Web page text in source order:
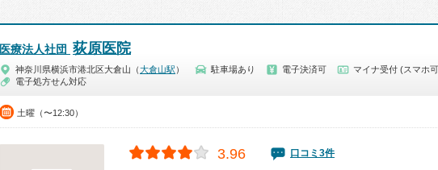
医療法人社団 荻原医院
神奈川県横浜市港北区大倉山（大倉山駅 ） 駐車場あり 電子決済可
マイナ受付 (スマホ
電子処方せん対応
土曜（〜12:30）
3.96 口コミ3件